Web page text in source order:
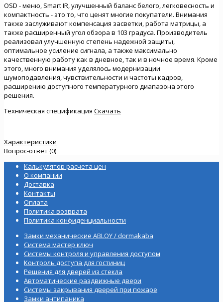
OSD - меню, Smart IR, улучшенный баланс белого, легковесность и
компактность - это то, что ценят многие покупатели. Внимания
также заслуживают компенсация засветки, работа матрицы, а
также расширенный угол обзора в 103 градуса. Производитель
реализовал улучшенную степень надежной защиты,
оптимальное усиление сигнала, а также максимально
качественную работу как в дневное, так и в ночное время. Кроме
этого, много внимания уделялось модернизации
шумоподавления, чувствительности и частоты кадров,
расширению доступного температурного диапазона этого
решения.
Техническая спецификация Скачать
Характеристики
Вопрос-ответ (0)
Калькулятор расчета цен
О компании
Доставка
Контакты
Оплата
Политика возврата
Политика конфиденциальности
Замки механические ABLOY / dormakaba
Система мастер ключ
Системы контроля и управления доступом
Контроль доступа для гостиниц
Решения для дверей из стекла
Автоматические раздвижные двери
Системы закрывания дверей при пожаре
Замки антипаника